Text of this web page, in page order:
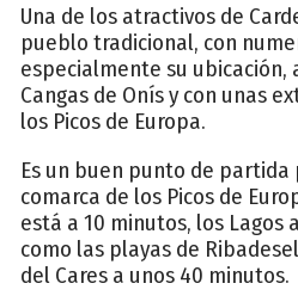
Una de los atractivos de
pueblo tradicional, con
especialmente su ubicación,
Cangas de Onís y con unas
los Picos de Europa.
Es un buen punto de
comarca de los Picos de
está a 10 minutos, los Lagos
como las playas de
del Cares a unos 40 minutos.